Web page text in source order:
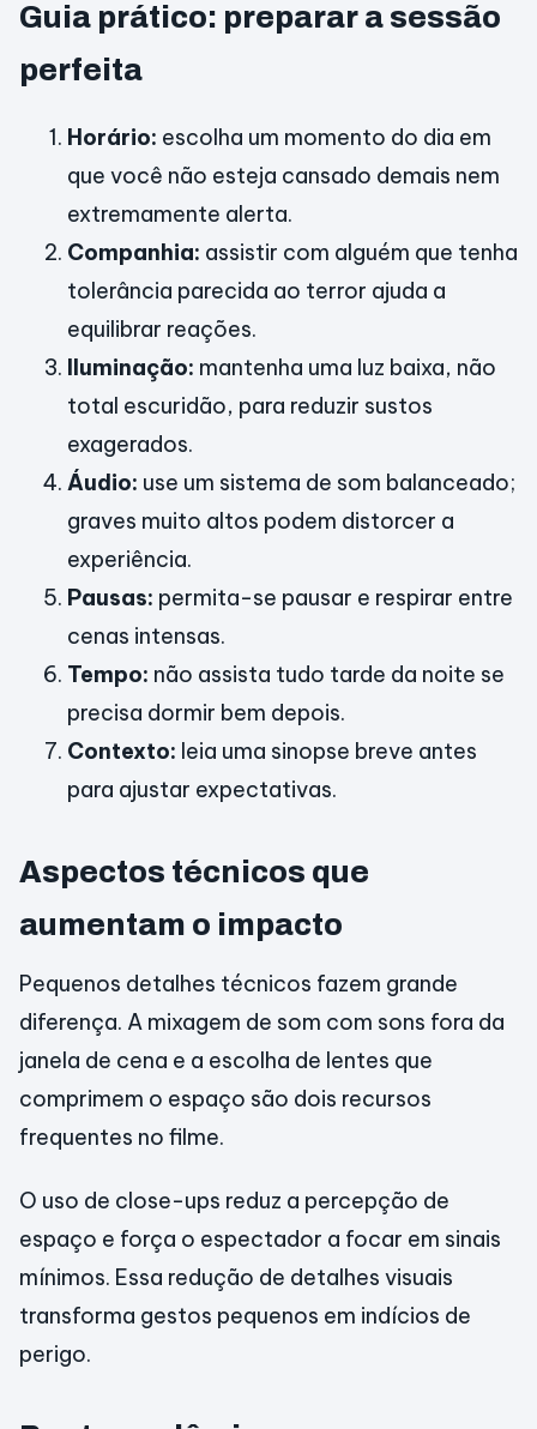
Guia prático: preparar a sessão
perfeita
Horário: escolha um momento do dia em
que você não esteja cansado demais nem
extremamente alerta.
Companhia: assistir com alguém que tenha
tolerância parecida ao terror ajuda a
equilibrar reações.
Iluminação: mantenha uma luz baixa, não
total escuridão, para reduzir sustos
exagerados.
Áudio: use um sistema de som balanceado;
graves muito altos podem distorcer a
experiência.
Pausas: permita-se pausar e respirar entre
cenas intensas.
Tempo: não assista tudo tarde da noite se
precisa dormir bem depois.
Contexto: leia uma sinopse breve antes
para ajustar expectativas.
Aspectos técnicos que
aumentam o impacto
Pequenos detalhes técnicos fazem grande
diferença. A mixagem de som com sons fora da
janela de cena e a escolha de lentes que
comprimem o espaço são dois recursos
frequentes no filme.
O uso de close-ups reduz a percepção de
espaço e força o espectador a focar em sinais
mínimos. Essa redução de detalhes visuais
transforma gestos pequenos em indícios de
perigo.